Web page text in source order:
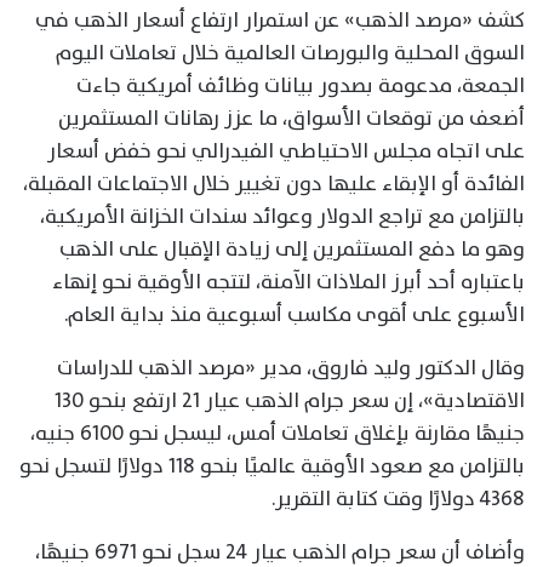
كشف «مرصد الذهب» عن استمرار ارتفاع أسعار الذهب في
السوق المحلية والبورصات العالمية خلال تعاملات اليوم
الجمعة، مدعومة بصدور بيانات وظائف أمريكية جاءت
أضعف من توقعات الأسواق، ما عزز رهانات المستثمرين
على اتجاه مجلس الاحتياطي الفيدرالي نحو خفض أسعار
الفائدة أو الإبقاء عليها دون تغيير خلال الاجتماعات المقبلة،
بالتزامن مع تراجع الدولار وعوائد سندات الخزانة الأمريكية،
وهو ما دفع المستثمرين إلى زيادة الإقبال على الذهب
باعتباره أحد أبرز الملاذات الآمنة، لتتجه الأوقية نحو إنهاء
الأسبوع على أقوى مكاسب أسبوعية منذ بداية العام.
وقال الدكتور وليد فاروق، مدير «مرصد الذهب للدراسات
الاقتصادية»، إن سعر جرام الذهب عيار 21 ارتفع بنحو 130
جنيهًا مقارنة بإغلاق تعاملات أمس، ليسجل نحو 6100 جنيه،
بالتزامن مع صعود الأوقية عالميًا بنحو 118 دولارًا لتسجل نحو
4368 دولارًا وقت كتابة التقرير.
وأضاف أن سعر جرام الذهب عيار 24 سجل نحو 6971 جنيهًا،